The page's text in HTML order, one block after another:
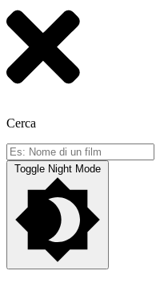
Cerca
Toggle Night Mode